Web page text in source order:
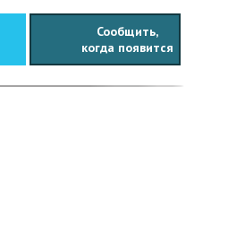
Сообщить,
когда появится